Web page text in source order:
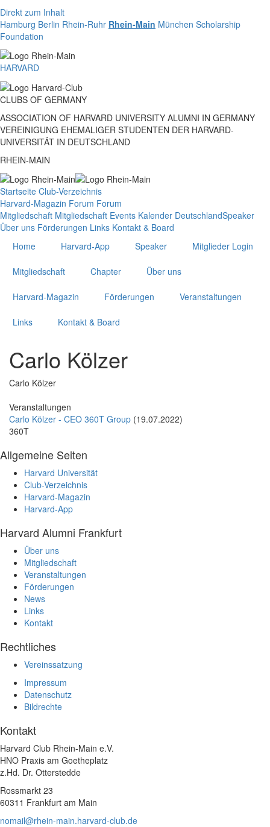
Direkt zum Inhalt
Hamburg Berlin Rhein-Ruhr Rhein-Main München Scholarship
Foundation
HARVARD
CLUBS OF GERMANY
ASSOCIATION OF HARVARD UNIVERSITY ALUMNI IN GERMANY
VEREINIGUNG EHEMALIGER STUDENTEN DER HARVARD-
UNIVERSITÄT IN DEUTSCHLAND
RHEIN-MAIN
Startseite Club-Verzeichnis
Harvard-Magazin Forum Forum
Mitgliedschaft Mitgliedschaft Events Kalender DeutschlandSpeaker
Über uns Förderungen Links Kontakt & Board
Home
Harvard-App Speaker Mitglieder Login
Mitgliedschaft Chapter Über uns
Harvard-Magazin Förderungen Veranstaltungen
Links Kontakt & Board
Carlo Kölzer
Carlo Kölzer
Veranstaltungen
Carlo Kölzer - CEO 360T Group (19.07.2022)
360T
Allgemeine Seiten
Harvard Universität
Club-Verzeichnis
Harvard-Magazin
Harvard-App
Harvard Alumni Frankfurt
Über uns
Mitgliedschaft
Veranstaltungen
Förderungen
News
Links
Kontakt
Rechtliches
Vereinssatzung
Impressum
Datenschutz
Bildrechte
Kontakt
Harvard Club Rhein-Main e.V.
HNO Praxis am Goetheplatz
z.Hd. Dr. Otterstedde
Rossmarkt 23
60311 Frankfurt am Main
nomail@rhein-main.harvard-club.de